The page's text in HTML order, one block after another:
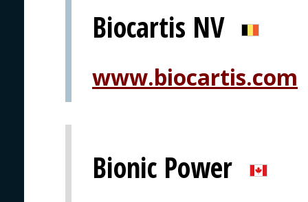
Biocartis NV
www.biocartis.com
Bionic Power